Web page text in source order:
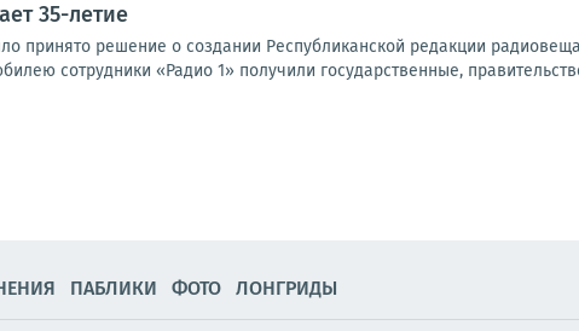
35-летие
принято решение о создании Республиканской редакции
сотрудники «Радио 1» получили государственные,
ПАБЛИКИ ФОТО ЛОНГРИДЫ